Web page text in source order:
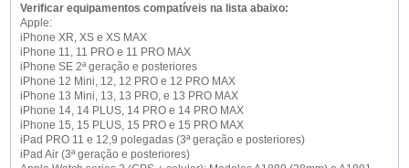
Verificar equipamentos compatíveis na lista abaixo:
Apple:
iPhone XR, XS e XS MAX
iPhone 11, 11 PRO e 11 PRO MAX
iPhone SE 2ª geração e posteriores
iPhone 12 Mini, 12, 12 PRO e 12 PRO MAX
iPhone 13 Mini, 13, 13 PRO, e 13 PRO MAX
iPhone 14, 14 PLUS, 14 PRO e 14 PRO MAX
iPhone 15, 15 PLUS, 15 PRO e 15 PRO MAX
iPad PRO 11 e 12,9 polegadas (3ª geração e posteriores)
iPad Air (3ª geração e posteriores)